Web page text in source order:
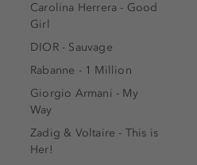
Carolina Herrera - Good
Girl
DIOR - Sauvage
Rabanne - 1 Million
Giorgio Armani - My
Way
Zadig & Voltaire - This is
Her!